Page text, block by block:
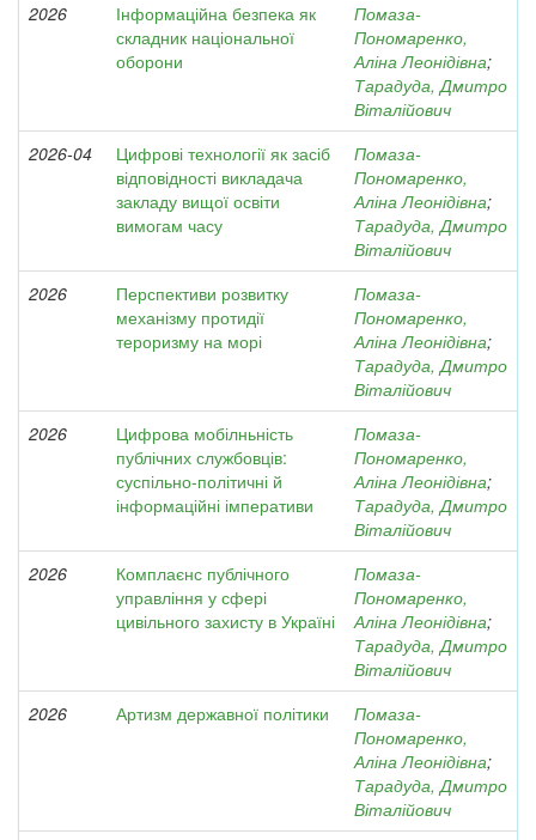
2026
Інформаційна безпека як
складник національної
оборони
Помаза-
Пономаренко,
Аліна Леонідівна;
Тарадуда, Дмитро
Віталійович
2026-04
Цифрові технології як засіб
відповідності викладача
закладу вищої освіти
вимогам часу
Помаза-
Пономаренко,
Аліна Леонідівна;
Тарадуда, Дмитро
Віталійович
2026
Перспективи розвитку
механізму протидії
тероризму на морі
Помаза-
Пономаренко,
Аліна Леонідівна;
Тарадуда, Дмитро
Віталійович
2026
Цифрова мобілньність
публічних службовців:
суспільно-політичні й
інформаційні імперативи
Помаза-
Пономаренко,
Аліна Леонідівна;
Тарадуда, Дмитро
Віталійович
2026
Комплаєнс публічного
управління у сфері
цивільного захисту в Україні
Помаза-
Пономаренко,
Аліна Леонідівна;
Тарадуда, Дмитро
Віталійович
2026
Артизм державної політики
Помаза-
Пономаренко,
Аліна Леонідівна;
Тарадуда, Дмитро
Віталійович